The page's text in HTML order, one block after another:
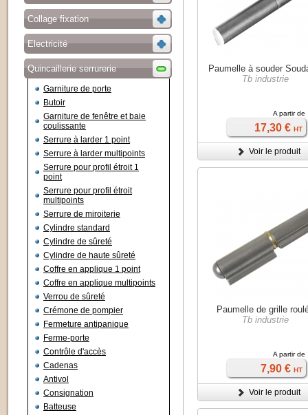
Collage fixation
Electricité
Quincaillerie serrurerie
Garniture de porte
Butoir
Garniture de fenêtre et baie
coulissante
Serrure à larder 1 point
Serrure à larder multipoints
Serrure pour profil étroit 1
point
Serrure pour profil étroit
multipoints
Serrure de miroiterie
Cylindre standard
Cylindre de sûreté
Cylindre de haute sûreté
Coffre en applique 1 point
Coffre en applique multipoints
Verrou de sûreté
Crémone de pompier
Fermeture antipanique
Ferme-porte
Contrôle d'accès
Cadenas
Antivol
Consignation
Batteuse
Paumelle à souder
Tb industrie
A partir de
17,30 € HT
Voir le produit
Paumelle de grille
Tb industrie
A partir de
7,90 € HT
Voir le produit